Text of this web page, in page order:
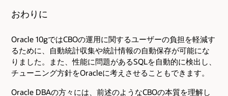
おわりに
Oracle 10gではCBOの運用に関するユーザーの負担を軽減す
るために、自動統計収集や統計情報の自動保存が可能にな
りました。また、性能に問題があるSQLを自動的に検出し、
チューニング方針をOracleに考えさせることもできます。
Oracle DBAの方々には、前述のようなCBOの本質を理解し